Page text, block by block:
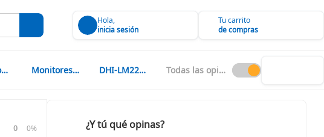
Hola,
inicia sesión
Tu carrito
de compras
Accesorios para Videovigilancia Monitores CCTV DHI-LM22-H200 Todas las opiniones
0 0% ¿Y tú qué opinas?